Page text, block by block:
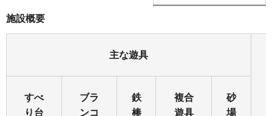
施設概要
主な遊具
すべ
り台
ブラ
ンコ
鉄
棒
複合
遊具
砂
場